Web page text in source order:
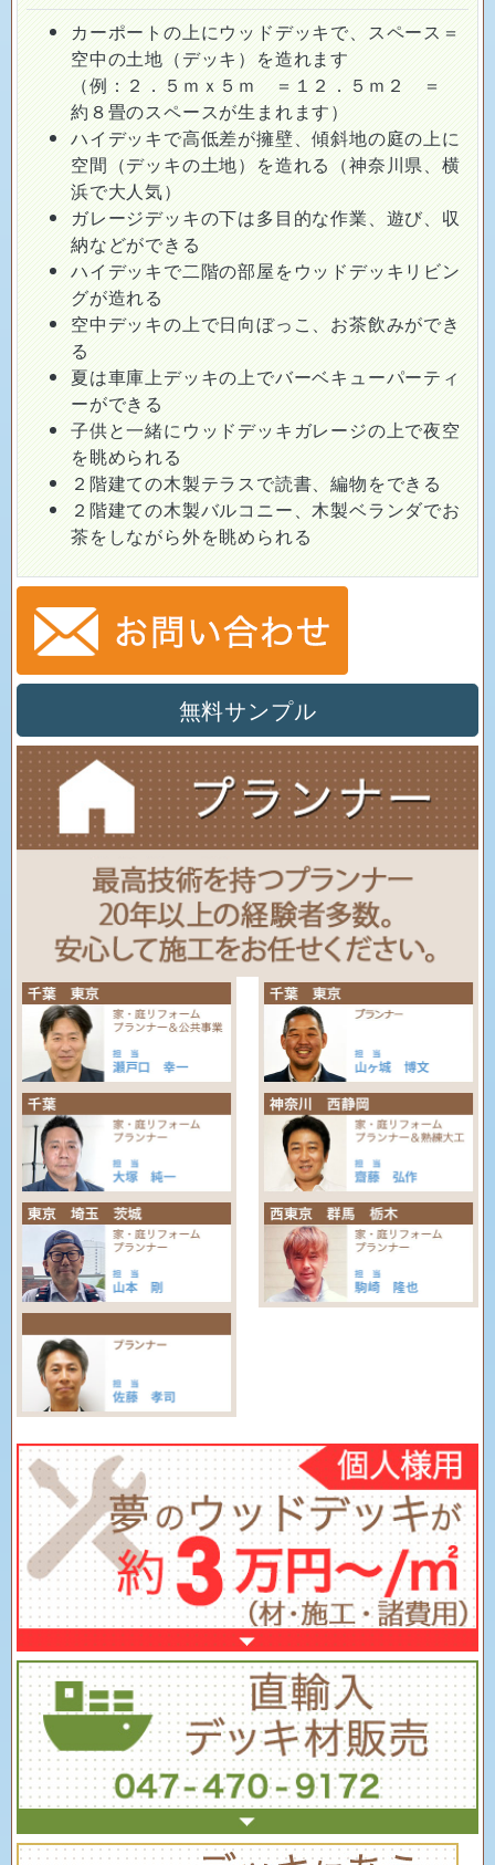
空中の土地（デッキ）を造れます
（例：２．５ｍｘ５ｍ ＝１２．５ｍ２ ＝
約８畳のスペースが生まれます）
ハイデッキで高低差が擁壁、傾斜地の庭の上に
空間（デッキの土地）を造れる（神奈川県、横
浜で大人気）
ガレージデッキの下は多目的な作業、遊び、収
納などができる
ハイデッキで二階の部屋をウッドデッキリビン
グが造れる
空中デッキの上で日向ぼっこ、お茶飲みができ
る
夏は車庫上デッキの上でバーベキューパーティ
ーができる
子供と一緒にウッドデッキガレージの上で夜空
を眺められる
２階建ての木製テラスで読書、編物をできる
２階建ての木製バルコニー、木製ベランダでお
茶をしながら外を眺められる
無料サンプル